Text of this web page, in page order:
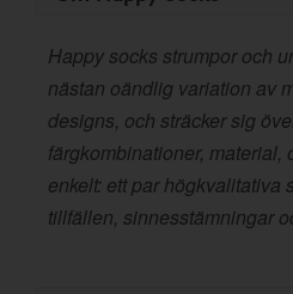
Happy socks strumpor och
nästan oändlig variation av
designs, och sträcker sig
färgkombinationer, material,
enkelt: ett par högkvalitativa
tillfällen, sinnesstämningar